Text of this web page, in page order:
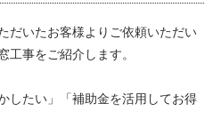
だいたお客様よりご依頼いただい
工事をご紹介します。
したい」「補助金を活用してお得